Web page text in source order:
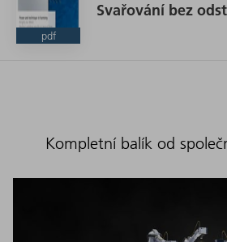
pdf
Svařování bez
Kompletní balík od